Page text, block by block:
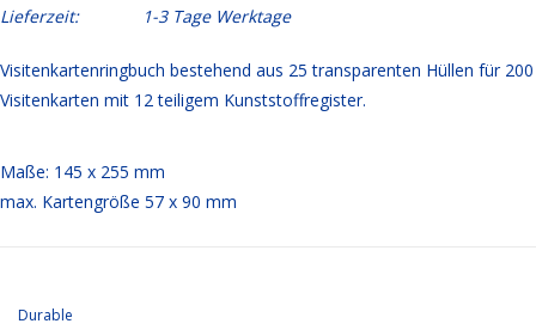
Lieferzeit:
1-3 Tage Werktage
Visitenkartenringbuch bestehend aus 25 transparenten Hüllen für 200
Visitenkarten mit 12 teiligem Kunststoffregister.
Maße: 145 x 255 mm
max. Kartengröße 57 x 90 mm
Durable